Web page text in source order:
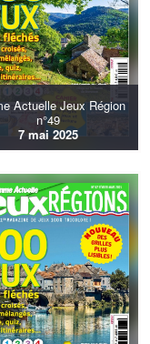
Actuelle Jeux Région
n°49
7 mai 2025